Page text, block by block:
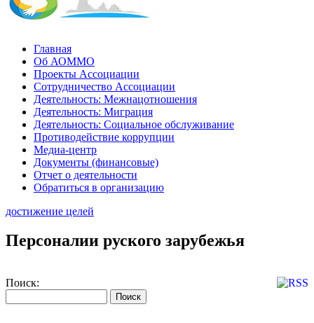
Главная
Об АОММО
Проекты Ассоциации
Сотрудничество Ассоциации
Деятельность: Межнацотношения
Деятельность: Миграция
Деятельность: Социальное обслуживание
Противодействие коррупции
Медиа-центр
Документы (финансовые)
Отчет о деятельности
Обратиться в организацию
достижение целей
Персоналии руского зарубежья
Поиск: